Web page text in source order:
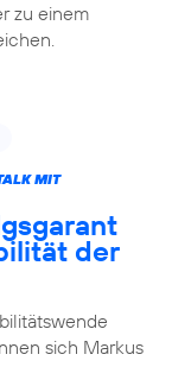
zu einem
MIT
der
sich Markus